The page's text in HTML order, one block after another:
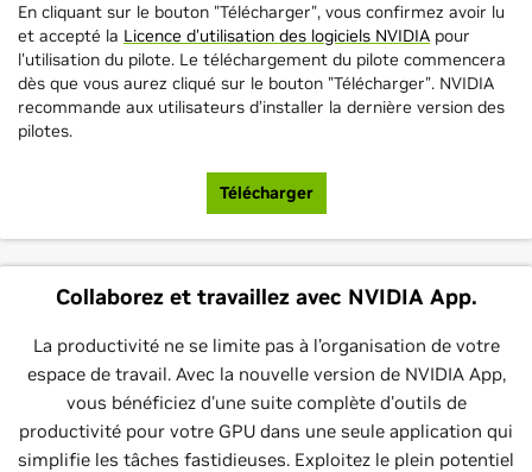
En cliquant sur le bouton "Télécharger", vous confirmez avoir lu
et accepté la Licence d'utilisation des logiciels NVIDIA pour
l'utilisation du pilote. Le téléchargement du pilote commencera
dès que vous aurez cliqué sur le bouton "Télécharger". NVIDIA
recommande aux utilisateurs d’installer la dernière version des
pilotes.
Télécharger
Collaborez et travaillez avec NVIDIA App.
La productivité ne se limite pas à l’organisation de votre
espace de travail. Avec la nouvelle version de NVIDIA App,
vous bénéficiez d'une suite complète d'outils de
productivité pour votre GPU dans une seule application qui
simplifie les tâches fastidieuses. Exploitez le plein potentiel